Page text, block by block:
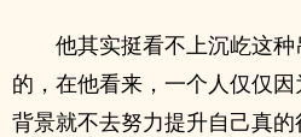
他其实挺看不上沉屹这
的，在他看来，一个人仅仅
背景就不去努力提升自己真的